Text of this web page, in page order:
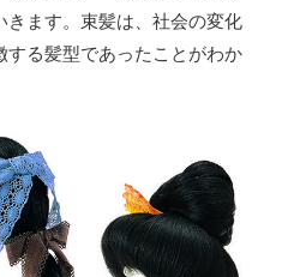
きます。束髪は、社会の変化
する髪型であったことがわか